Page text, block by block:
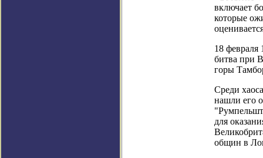
включает
которые
18 февраля
битва при
горы
Среди
нашли его
для
общин в